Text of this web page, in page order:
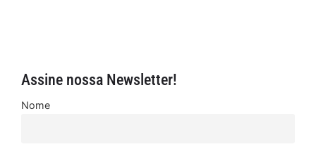
Assine nossa Newsletter!
Nome